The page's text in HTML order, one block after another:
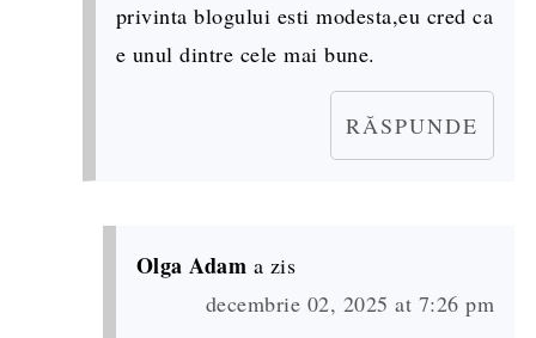
privinta blogului esti modesta,eu cred ca
e unul dintre cele mai bune.
RĂSPUNDE
Olga Adam a zis
decembrie 02, 2025 at 7:26 pm